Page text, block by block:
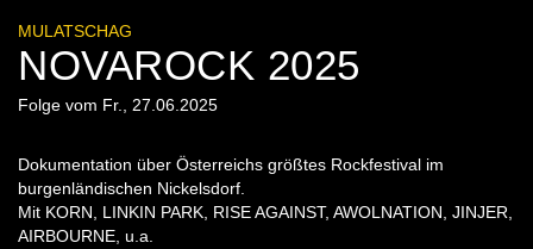
MULATSCHAG
NOVAROCK 2025
Folge vom Fr., 27.06.2025
Dokumentation über Österreichs größtes Rockfestival im
burgenländischen Nickelsdorf.
Mit KORN, LINKIN PARK, RISE AGAINST, AWOLNATION, JINJER,
AIRBOURNE, u.a.